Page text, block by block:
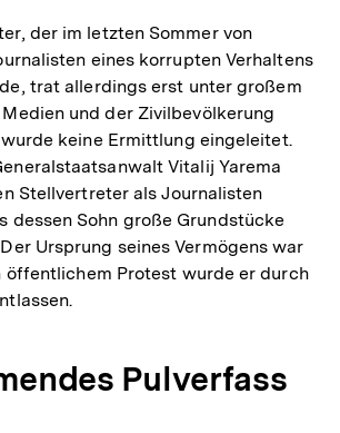
der im letzten Sommer von
eines korrupten Verhaltens
trat allerdings erst unter großem
und der Zivilbevölkerung
keine Ermittlung eingeleitet.
Vitalij Yarema
Stellvertreter als Journalisten
dessen Sohn große Grundstücke
Ursprung seines Vermögens war
öffentlichem Protest wurde er durch
Pulverfass